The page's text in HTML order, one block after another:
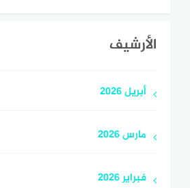
الأرشيف
أبريل 2026
مارس 2026
فبراير 2026